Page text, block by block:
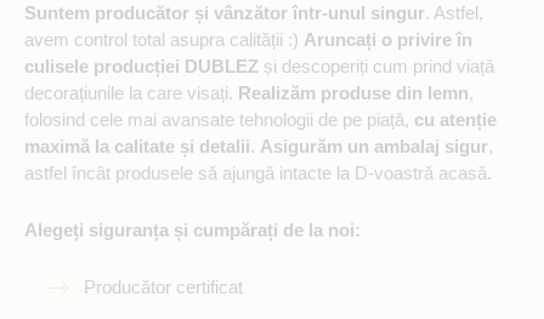
Suntem producător și vânzător într-unul singur. Astfel,
avem control total asupra calității :) Aruncați o privire în
culisele producției DUBLEZ și descoperiți cum prind viață
decorațiunile la care visați. Realizăm produse din lemn,
folosind cele mai avansate tehnologii de pe piață, cu atenție
maximă la calitate și detalii. Asigurăm un ambalaj sigur,
astfel încât produsele să ajungă intacte la D-voastră acasă.
Alegeți siguranța și cumpărați de la noi:
Producător certificat